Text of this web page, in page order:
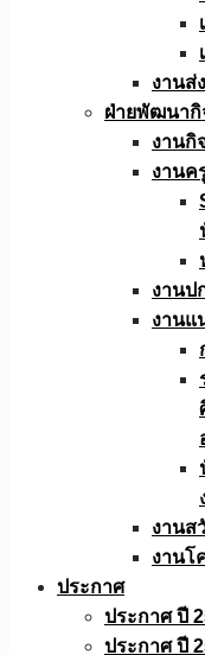
งานส่
ฝ่ายพัฒนากิ
งานกิ
งานค
งานป
งานแ
งานส
งานโ
ประกาศ
ประกาศ ปี
ประกาศ ปี